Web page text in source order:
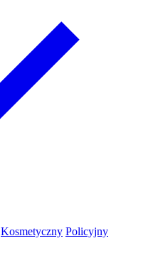
Kosmetyczny Policyjny